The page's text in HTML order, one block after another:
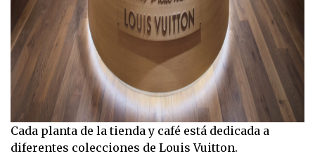
Cada planta de la tienda y café está dedicada a
diferentes colecciones de Louis Vuitton.